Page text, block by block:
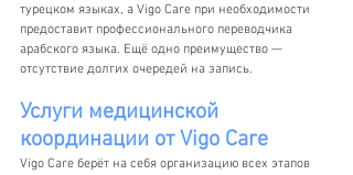
турецком языках, а Vigo Care при необходимости
предоставит профессионального переводчика
арабского языка. Ещё одно преимущество —
отсутствие долгих очередей на запись.
Услуги медицинской
координации от Vigo Care
Vigo Care берёт на себя организацию всех этапов